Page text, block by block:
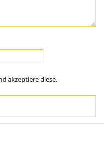
akzeptiere diese.